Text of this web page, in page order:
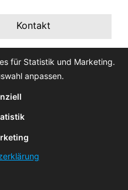
Kontakt
für Statistik und Marketing.
anpassen.